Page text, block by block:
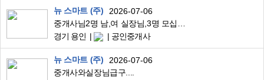
뉴 스마트 (주)
2026-07-06
경기 용인
공인중개사
뉴 스마트 (주)
2026-07-06
중개사와실장님급구....